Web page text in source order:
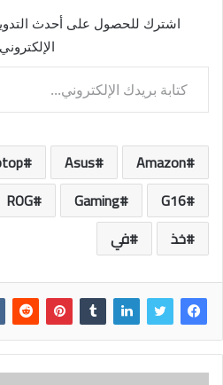
اشترك للحصول على أحدث
كتابة بريدك الإلكتروني...
Amazon
Asus
G16
Gaming
ROG
خذ
في